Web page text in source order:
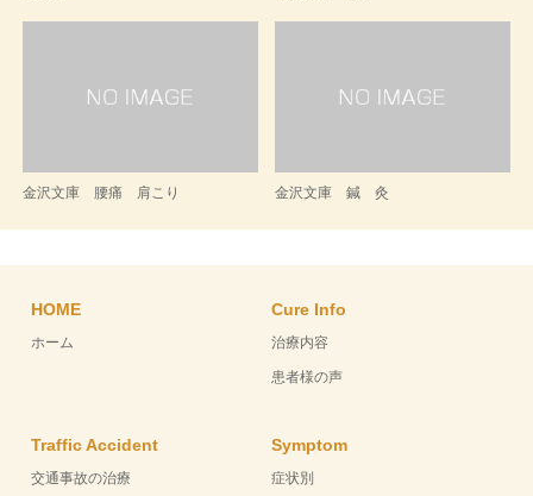
金沢文庫 腰痛 肩こり 金沢文庫 鍼 灸
HOME
ホーム
Cure Info
治療内容
患者様の声
Traffic Accident
交通事故の治療
Symptom
症状別